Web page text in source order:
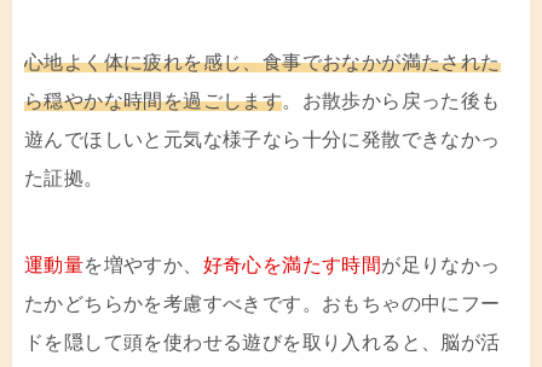
心地よく体に疲れを感じ、食事でおなかが満たされた
ら穏やかな時間を過ごします。お散歩から戻った後も
遊んでほしいと元気な様子なら十分に発散できなかっ
た証拠。
運動量を増やすか、 好奇心を満たす時間が足りなかっ
たかどちらかを考慮すべきです。おもちゃの中にフー
ドを隠して頭を使わせる遊びを取り入れると、脳が活